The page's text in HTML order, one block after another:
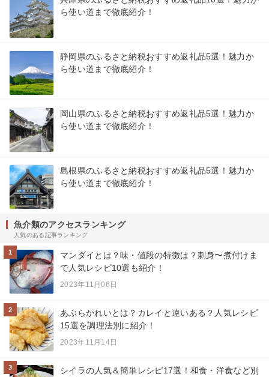
ら使い道まで徹底紹介！
静岡県のふるさと納税おすすめ返礼品5選！魅力か
ら使い道まで徹底紹介！
岡山県のふるさと納税おすすめ返礼品5選！魅力か
ら使い道まで徹底紹介！
島根県のふるさと納税おすすめ返礼品5選！魅力か
ら使い道まで徹底紹介！
魚介類のアクセスランキング
人気のある記事ランキング
1
マンダイとは？味・値段の特徴は？刺身〜煮付けま
で人気レシピ10選も紹介！
2023年11月06日
2
あぶらかれいとは？カレイと違いある？人気レシピ
15選を調理法別に紹介！
2023年11月14日
3
シイラの人気＆簡単レシピ17選！和食・洋食など別